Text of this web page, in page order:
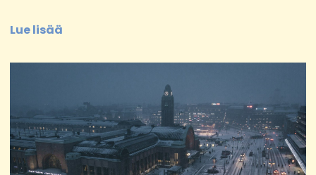
Lue lisää